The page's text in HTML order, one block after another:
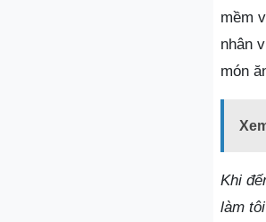
mềm
nhân
món
Khi
làm